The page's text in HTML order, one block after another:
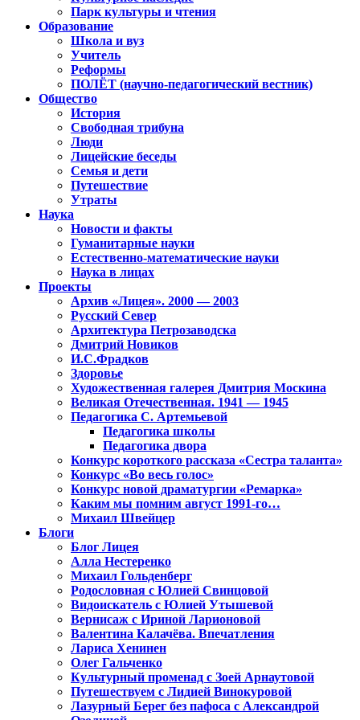
Парк культуры и чтения
Образование
Школа и вуз
Учитель
Реформы
ПОЛЁТ (научно-педагогический вестник)
Общество
История
Свободная трибуна
Люди
Лицейские беседы
Семья и дети
Путешествие
Утраты
Наука
Новости и факты
Гуманитарные науки
Естественно-математические науки
Наука в лицах
Проекты
Архив «Лицея». 2000 — 2003
Русский Север
Архитектура Петрозаводска
Дмитрий Новиков
И.С.Фрадков
Здоровье
Художественная галерея Дмитрия Москина
Великая Отечественная. 1941 — 1945
Педагогика С. Артемьевой
Педагогика школы
Педагогика двора
Конкурс короткого рассказа «Сестра таланта»
Конкурс «Во весь голос»
Конкурс новой драматургии «Ремарка»
Каким мы помним август 1991-го…
Михаил Швейцер
Блоги
Блог Лицея
Алла Нестеренко
Михаил Гольденберг
Родословная с Юлией Свинцовой
Видоискатель с Юлией Утышевой
Вернисаж с Ириной Ларионовой
Валентина Калачёва. Впечатления
Лариса Хенинен
Олег Гальченко
Культурный променад с Зоей Арнаутовой
Путешествуем с Лидией Винокуровой
Лазурный Берег без пафоса с Александрой